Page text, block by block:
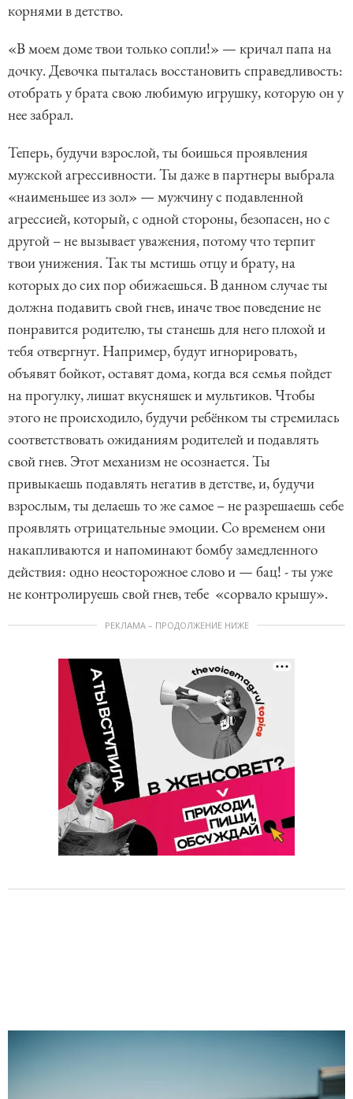
корнями в детство.
«В моем доме твои только сопли!» — кричал папа на
дочку. Девочка пыталась восстановить справедливость:
отобрать у брата свою любимую игрушку, которую он у
нее забрал.
Теперь, будучи взрослой, ты боишься проявления
мужской агрессивности. Ты даже в партнеры выбрала
«наименьшее из зол» — мужчину с подавленной
агрессией, который, с одной стороны, безопасен, но с
другой – не вызывает уважения, потому что терпит
твои унижения. Так ты мстишь отцу и брату, на
которых до сих пор обижаешься. В данном случае ты
должна подавить свой гнев, иначе твое поведение не
понравится родителю, ты станешь для него плохой и
тебя отвергнут. Например, будут игнорировать,
объявят бойкот, оставят дома, когда вся семья пойдет
на прогулку, лишат вкусняшек и мультиков. Чтобы
этого не происходило, будучи ребёнком ты стремилась
соответствовать ожиданиям родителей и подавлять
свой гнев. Этот механизм не осознается. Ты
привыкаешь подавлять негатив в детстве, и, будучи
взрослым, ты делаешь то же самое – не разрешаешь себе
проявлять отрицательные эмоции. Со временем они
накапливаются и напоминают бомбу замедленного
действия: одно неосторожное слово и — бац! - ты уже
не контролируешь свой гнев, тебе «сорвало крышу».
РЕКЛАМА – ПРОДОЛЖЕНИЕ НИЖЕ